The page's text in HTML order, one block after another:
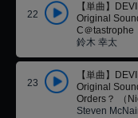
22
【単曲】
Original
C＠tastrophe
鈴木 幸太
23
【単曲】
Original
Orders？ （
Steven